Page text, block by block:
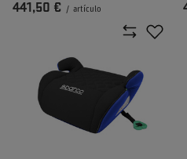
441,50 € / artículo